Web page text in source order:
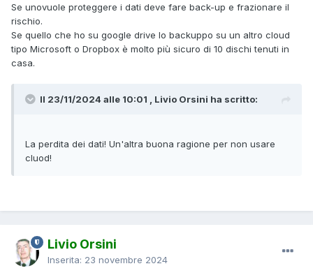
Se unovuole proteggere i dati deve fare back-up e frazionare il
rischio.
Se quello che ho su google drive lo backuppo su un altro cloud
tipo Microsoft o Dropbox è molto più sicuro di 10 dischi tenuti in
casa.
Il 23/11/2024 alle 10:01 , Livio Orsini ha scritto:
La perdita dei dati! Un'altra buona ragione per non usare
cluod!
Livio Orsini
Inserita: 23 novembre 2024